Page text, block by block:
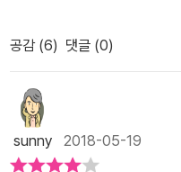
벗어나 지구를 꿈꾸는 그 갈
환상적인 순간들. 하지만, 자
나야만 하는 레오의 마음을
독특하다. 그저 툭툭 던지는
것 역시 소설의 특징이라 할
은 분량이다(495페이지). 두
었다. 그렇게 지구에 도착했
하나 쉬운 게 없었지만 중력
기기 시작한다. 그저 적응을
강을 위해 도착한 마운틴 돔
구는 망가져가고 있다. 지금
다. 그 망가지는 지구의 미래
생의 비밀을 밝히면서 인간이
그리고 그 사이를 파고드는 강
한 여운은 바로 그 사랑에서
장 문2에서 태어났다. 레오의
브라와 오리온의 엄마는 우주
다. 사실 처음에 읽을 때 레오
공감 (6) 댓글 (0)
sunny 2018-05-19